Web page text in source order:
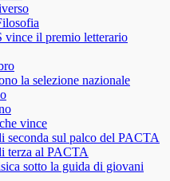
vince il premio letterario
la selezione nazionale
vince
seconda sul palco del PACTA
terza al PACTA
sotto la guida di giovani